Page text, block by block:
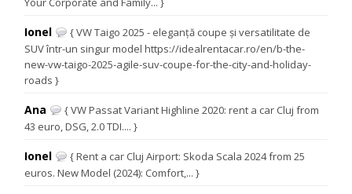
Ionel
{ VW Taigo 2025 - eleganță coupe și versatilitate de
SUV într-un singur model https://idealrentacar.ro/en/b-the-
new-vw-taigo-2025-agile-suv-coupe-for-the-city-and-holiday-
roads }
Ana
{ VW Passat Variant Highline 2020: rent a car Cluj from
43 euro, DSG, 2.0 TDI.... }
Ionel
{ Rent a car Cluj Airport: Skoda Scala 2024 from 25
euros. New Model (2024): Comfort,... }